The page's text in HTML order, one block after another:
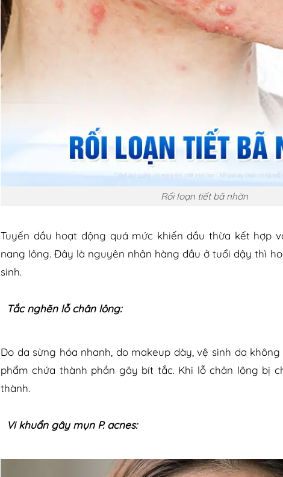
Rối loạn tiết bã nhờn
Tuyến dầu hoạt động quá mức khiến dầu thừa kết hợp
nang lông. Đây là nguyên nhân hàng đầu ở tuổi dậy thì
sinh.
Tắc nghẽn lỗ chân lông:
Do da sừng hóa nhanh, do makeup dày, vệ sinh da
phẩm chứa thành phần gây bít tắc. Khi lỗ chân lông bị
thành.
Vi khuẩn gây mụn P. acnes: